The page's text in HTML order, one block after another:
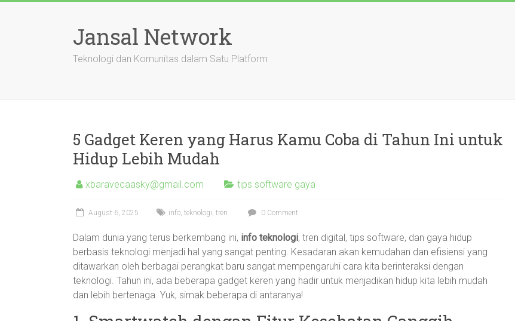
Jansal Network
Teknologi dan Komunitas dalam Satu Platform
5 Gadget Keren yang Harus Kamu Coba di Tahun Ini untuk
Hidup Lebih Mudah
xbaravecaasky@gmail.com tips software gaya
August 6, 2025 info, teknologi, tren 0 Comment
Dalam dunia yang terus berkembang ini, info teknologi, tren digital, tips software, dan gaya hidup
berbasis teknologi menjadi hal yang sangat penting. Kesadaran akan kemudahan dan efisiensi yang
ditawarkan oleh berbagai perangkat baru sangat mempengaruhi cara kita berinteraksi dengan
teknologi. Tahun ini, ada beberapa gadget keren yang hadir untuk menjadikan hidup kita lebih mudah
dan lebih bertenaga. Yuk, simak beberapa di antaranya!